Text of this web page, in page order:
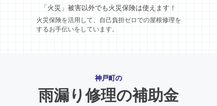
「火災」被害以外でも火災保険は使えます！
火災保険を活用して、自己負担ゼロでの屋根修理を
するお手伝いをしています。
神戸町の
雨漏り修理の補助金